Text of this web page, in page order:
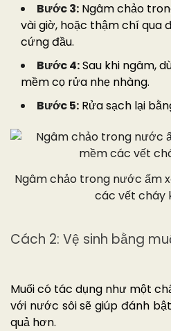
Bước 3: Ngâm chảo
vài giờ, hoặc thậm chí qua
cứng đầu.
Bước 4:Sau khi ngâm,
mềm cọ rửa nhẹ nhàng.
Bước 5: Rửa sạch lại
Ngâm chảo trong nước ấm
các vết cháy
Cách 2: Vệ sinh bằng
Muối có tác dụng như một
với nước sôi sẽ giúp đánh
quả hơn.